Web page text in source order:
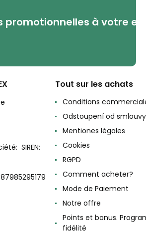
promotionnelles à votre
SIREN:
Tout sur les achats
Conditions
Odstoupení od smlouvy
Mentiones légales
Cookies
RGPD
Comment acheter?
Mode de Paiement
Notre offre
Points et bonus.
fidélité